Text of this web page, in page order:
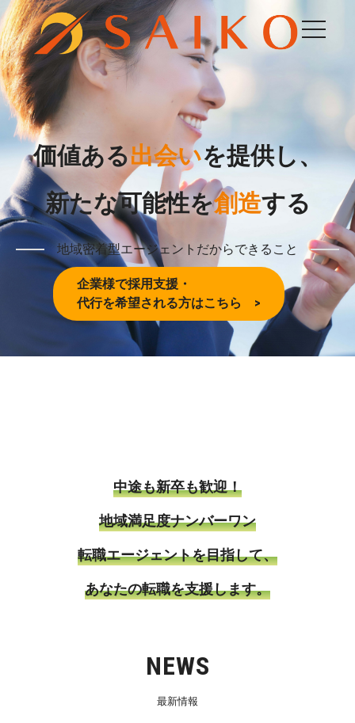
価値ある出会いを提供し、
新たな可能性を創造する
地域密着型エージェントだからできること
企業様で採用支援・
代行を希望される方はこちら >
中途も新卒も歓迎！
地域満足度ナンバーワン
転職エージェントを目指して、
あなたの転職を支援します。
NEWS
最新情報